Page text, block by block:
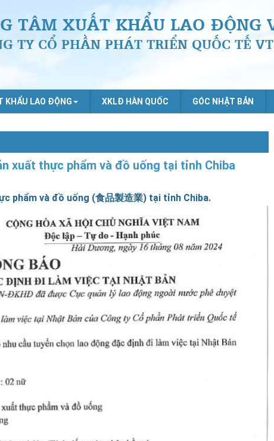
TÂM XUẤT KHẨU LAO ĐỘNG
TY CỔ PHẦN PHÁT TRIỂN QUỐC TẾ
KHẨU LAO ĐỘNG XKLĐ HÀN QUỐC GÓC NHẬT BẢN
xuất thực phẩm và đồ uống tại tỉnh Chiba
phẩm và đồ uống (食品製造業) tại tỉnh Chiba.